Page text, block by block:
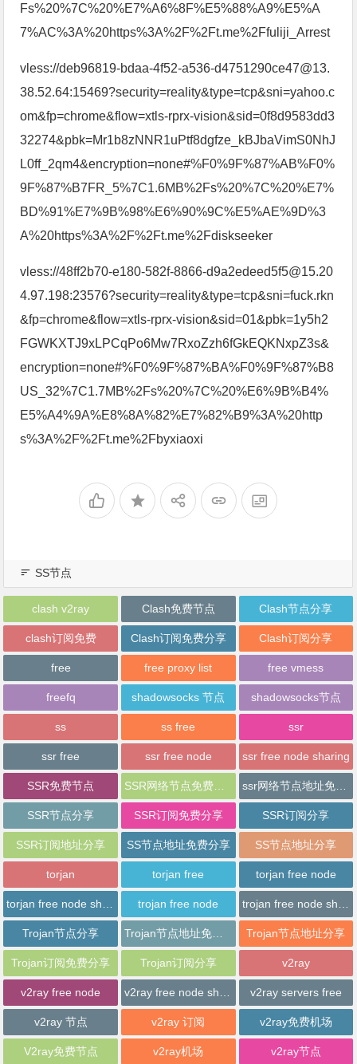
Fs%20%7C%20%E7%A6%8F%E5%88%A9%E5%A
7%AC%3A%20https%3A%2F%2Ft.me%2Ffuliji_Arrest
vless://deb96819-bdaa-4f52-a536-d4751290ce47@13.
38.52.64:15469?security=reality&type=tcp&sni=yahoo.c
om&fp=chrome&flow=xtls-rprx-vision&sid=0f8d9583dd3
32274&pbk=Mr1b8zNNR1uPtf8dgfze_kBJbaVimS0NhJ
L0ff_2qm4&encryption=none#%F0%9F%87%AB%F0%
9F%87%B7FR_5%7C1.6MB%2Fs%20%7C%20%E7%
BD%91%E7%9B%98%E6%90%9C%E5%AE%9D%3
A%20https%3A%2F%2Ft.me%2Fdiskseeker
vless://48ff2b70-e180-582f-8866-d9a2edeed5f5@15.20
4.97.198:23576?security=reality&type=tcp&sni=fuck.rkn
&fp=chrome&flow=xtls-rprx-vision&sid=01&pbk=1y5h2
FGWKXTJ9xLPCqPo6Mw7RxoZzh6fGkEQKNxpZ3s&
encryption=none#%F0%9F%87%BA%F0%9F%87%B8
US_32%7C1.7MB%2Fs%20%7C%20%E6%9B%B4%
E5%A4%9A%E8%8A%82%E7%82%B9%3A%20http
s%3A%2F%2Ft.me%2Fbyxiaoxi
SS节点
clash v2ray Clash免费节点 Clash节点分享
clash订阅免费 Clash订阅免费分享 Clash订阅分享
free free proxy list free vmess
freefq shadowsocks 节点 shadowsocks节点
ss ss free ssr
ssr free ssr free node ssr free node sharing
SSR免费节点 ssr网络节点地址免费分享
SSR节点分享 SSR订阅免费分享 SSR订阅分享
SSR订阅地址分享 SS节点地址免费分享 SS节点地址分享
torjan torjan free torjan free node
trojan free node
Trojan节点分享 Trojan节点地址分享
Trojan订阅免费分享 Trojan订阅分享 v2ray
v2ray free node v2ray servers free
v2ray 节点 v2ray 订阅 v2ray免费机场
V2ray免费节点 v2ray机场 v2ray节点